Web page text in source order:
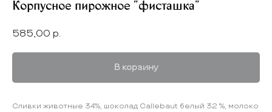
Корпусное пирожное "фисташка"
585,00 р.
В корзину
Сливки животные 34%, шоколад Callebaut белый 32 %, молоко